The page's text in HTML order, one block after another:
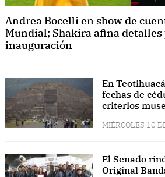
Andrea Bocelli en show de
Mundial; Shakira afina detalles
inauguración
En
fechas de
criterios
MIÉRCOLES 10
El Senado
Original